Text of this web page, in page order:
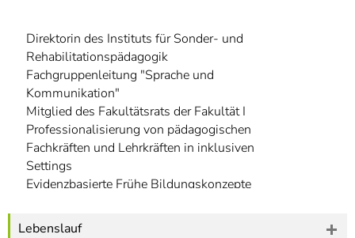
Barrierefreiheit
Direktorin des Instituts für Sonder- und
Rehabilitationspädagogik
Fachgruppenleitung "Sprache und
Kommunikation"
Mitglied des Fakultätsrats der Fakultät I
Professionalisierung von pädagogischen
Fachkräften und Lehrkräften in inklusiven
Settings
Evidenzbasierte Frühe Bildungskonzepte
und Early Literacy-Kompetenzen
Lebenslauf